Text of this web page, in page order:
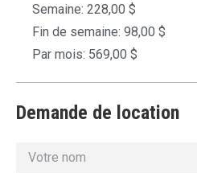
Semaine: 228,00 $
Fin de semaine: 98,00 $
Par mois: 569,00 $
Demande de location